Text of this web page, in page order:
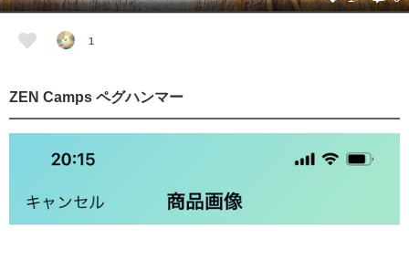
1
ZEN Camps ペグハンマー